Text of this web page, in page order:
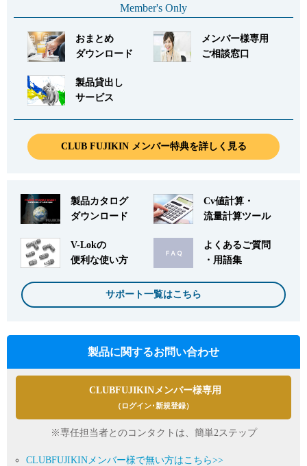
Member's Only
おまとめ
ダウンロード
メンバー様専用
ご相談窓口
製品貸出し
サービス
CLUB FUJIKIN メンバー特典を詳しく見る
製品カタログ
ダウンロード
Cv値計算・
流量計算ツール
V-Lokの
便利な使い方
よくあるご質問
・用語集
サポート一覧はこちら
製品に関するお問い合わせ
CLUBFUJIKINメンバー様専用
（ログイン･新規登録）
※専任担当者とのコンタクトは、簡単2ステップ
CLUBFUJIKINメンバー様で無い方はこちら>>